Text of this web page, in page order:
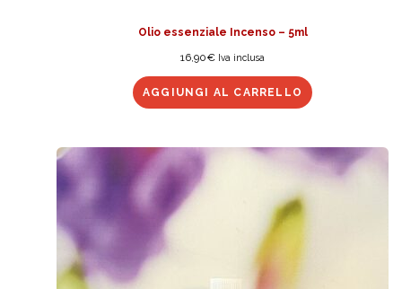
Olio essenziale Incenso – 5ml
16,90€ Iva inclusa
AGGIUNGI AL CARRELLO